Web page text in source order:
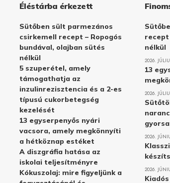
Éléstárba érkezett
Sütőben sült parmezános
csirkemell recept – Ropogós
bundával, olajban sütés
nélkül
5 szuperétel, amely
támogathatja az
inzulinrezisztencia és a 2-es
típusú cukorbetegség
kezelését
13 egyserpenyős nyári
vacsora, amely megkönnyíti
a hétköznap estéket
A diszgráfia hatása az
iskolai teljesítményre
Kókuszolaj: mire figyeljünk a
recept
nélkül
2026.
13
2026.
2026.
2026.